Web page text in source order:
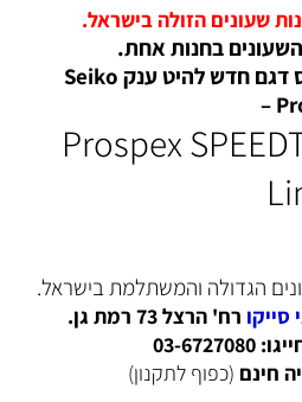
שעונים הזולה בישראל.
בחנות אחת.
שעון יד סייקו פרוספקס דגם חדש להיט ענק Seiko
Prospex
הגדולה והמשתלמת בישראל.
סייקו רח' הרצל 73 רמת גן.
6727080
חינם (כפוף לתקנון)